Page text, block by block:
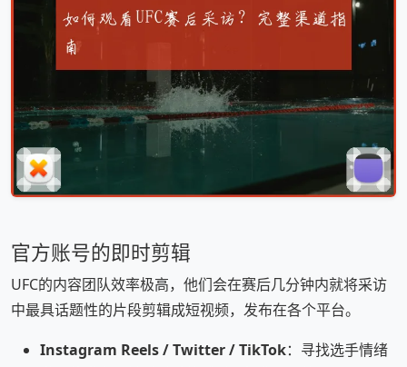
官方账号的即时剪辑
UFC的内容团队效率极高，他们会在赛后几分钟内就将采访
中最具话题性的片段剪辑成短视频，发布在各个平台。
Instagram Reels / Twitter / TikTok：寻找选手情绪